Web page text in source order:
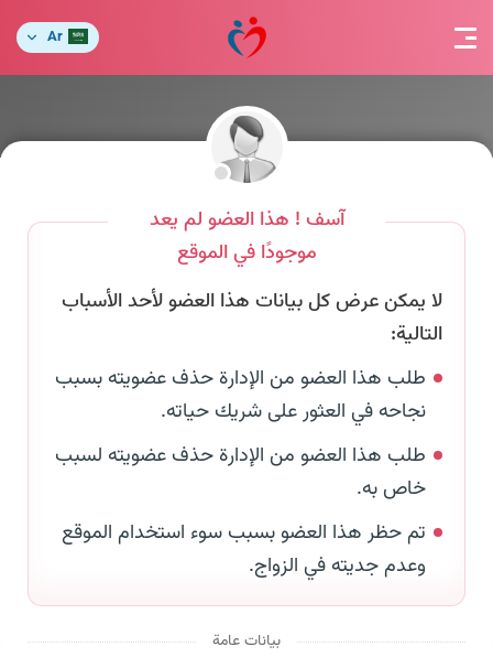
Ar
آسف ! هذا العضو لم يعد
موجودًا في الموقع
لا يمكن عرض كل بيانات هذا العضو لأحد الأسباب
التالية:
طلب هذا العضو من الإدارة حذف عضويته بسبب
نجاحه في العثور على شريك حياته.
طلب هذا العضو من الإدارة حذف عضويته لسبب
خاص به.
تم حظر هذا العضو بسبب سوء استخدام الموقع
وعدم جديته في الزواج.
بيانات عامة